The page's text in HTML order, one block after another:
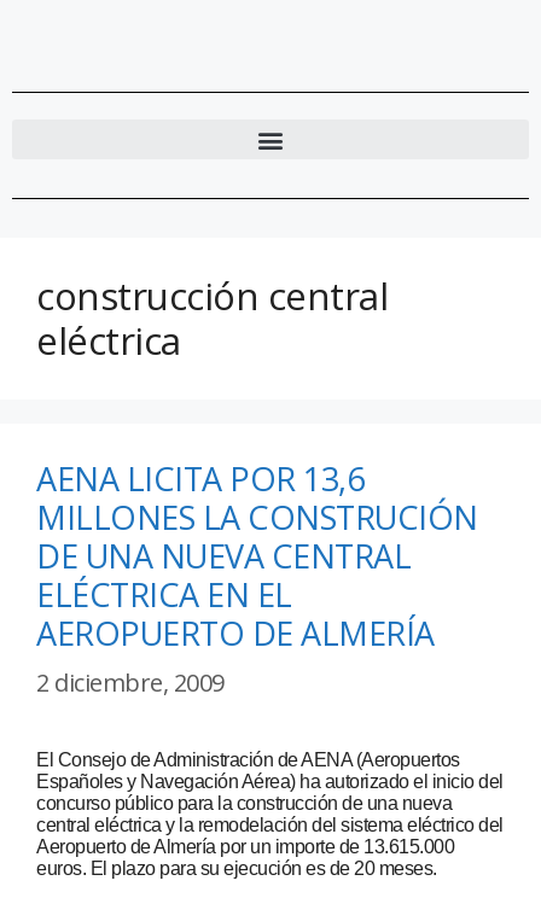
construcción central
eléctrica
AENA LICITA POR 13,6
MILLONES LA CONSTRUCIÓN
DE UNA NUEVA CENTRAL
ELÉCTRICA EN EL
AEROPUERTO DE ALMERÍA
2 diciembre, 2009
El Consejo de Administración de AENA (Aeropuertos
Españoles y Navegación Aérea) ha autorizado el inicio del
concurso público para la construcción de una nueva
central eléctrica y la remodelación del sistema eléctrico del
Aeropuerto de Almería por un importe de 13.615.000
euros. El plazo para su ejecución es de 20 meses.